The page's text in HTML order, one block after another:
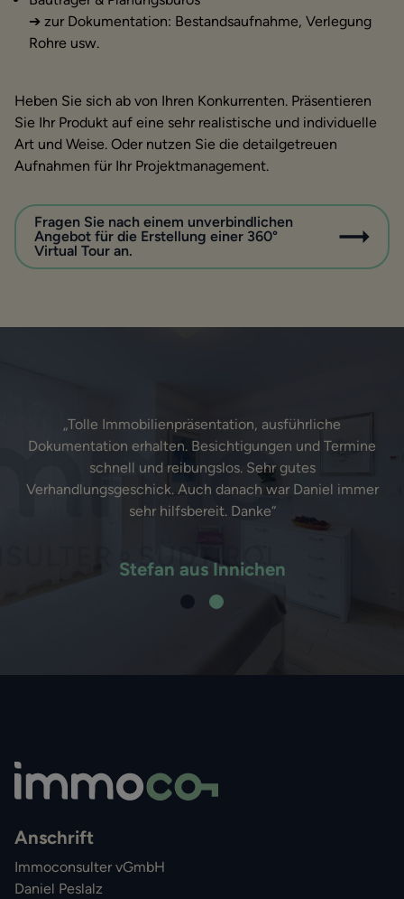
➔ zur Dokumentation: Bestandsaufnahme, Verlegung
Rohre usw.
Heben Sie sich ab von Ihren Konkurrenten. Präsentieren
Sie Ihr Produkt auf eine sehr realistische und individuelle
Art und Weise. Oder nutzen Sie die detailgetreuen
Aufnahmen für Ihr Projektmanagement.
Fragen Sie nach einem unverbindlichen
Angebot für die Erstellung einer 360°
Virtual Tour an.
„Tolle Immobilienpräsentation, ausführliche
Dokumentation erhalten. Besichtigungen und Termine
schnell und reibungslos. Sehr gutes
Verhandlungsgeschick. Auch danach war Daniel immer
sehr hilfsbereit. Danke“
Stefan aus Innichen
Anschrift
Immoconsulter vGmbH
Daniel Peslalz